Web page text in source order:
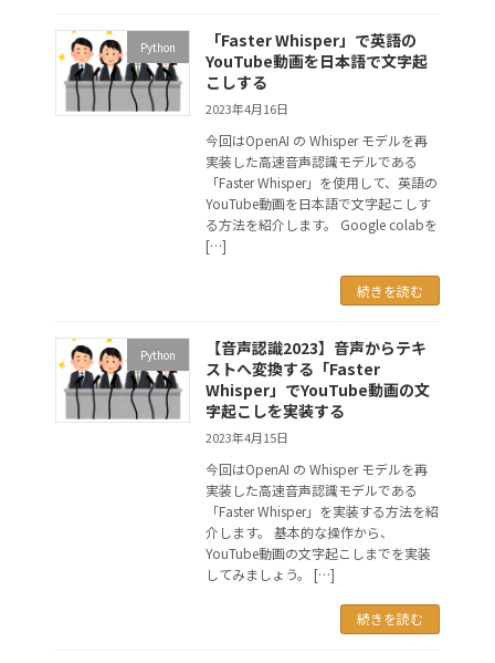
Python
「Faster Whisper」で英語の
YouTube動画を日本語で文字起
こしする
2023年4月16日
今回はOpenAI の Whisper モデルを再
実装した高速音声認識モデルである
「Faster Whisper」を使用して、英語の
YouTube動画を日本語で文字起こしす
る方法を紹介します。 Google colabを
[…]
続きを読む
Python
【音声認識2023】音声からテキ
ストへ変換する「Faster
Whisper」でYouTube動画の文
字起こしを実装する
2023年4月15日
今回はOpenAI の Whisper モデルを再
実装した高速音声認識モデルである
「Faster Whisper」を実装する方法を紹
介します。 基本的な操作から、
YouTube動画の文字起こしまでを実装
してみましょう。 […]
続きを読む